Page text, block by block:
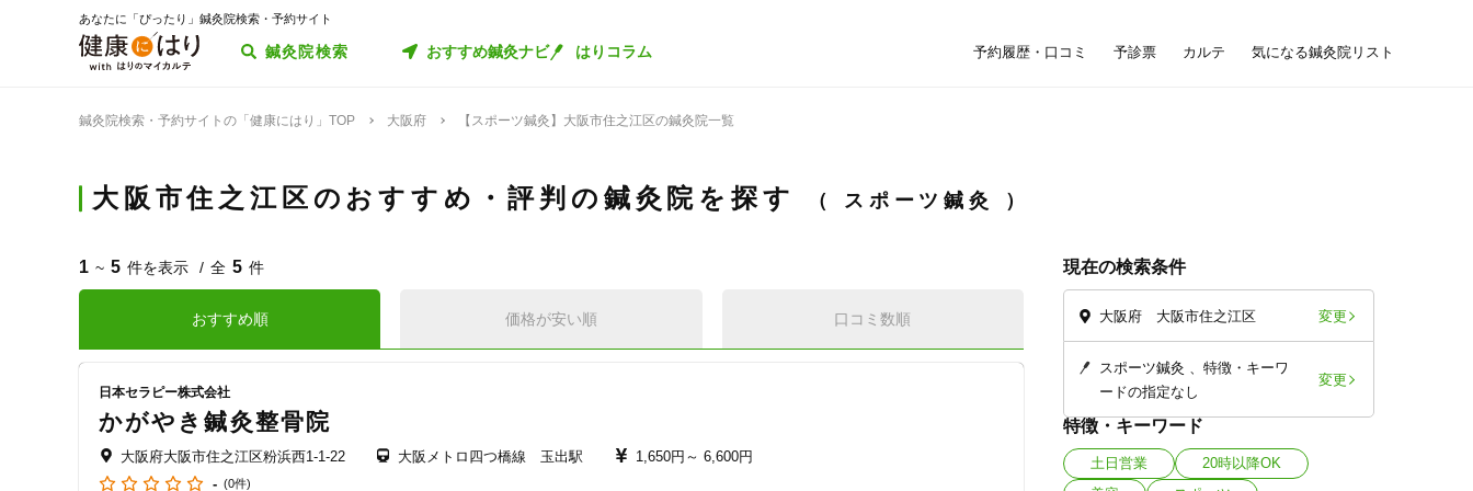
あなたに「ぴったり」鍼灸院検索・予約サイト
鍼灸院検索 おすすめ鍼灸ナビ はりコラム 予約履歴・口コミ 予診票 カルテ 気になる鍼灸院リスト
鍼灸院検索・予約サイトの「健康にはり」TOP 大阪府 【スポーツ鍼灸】大阪市住之江区の鍼灸院一覧
大阪市住之江区のおすすめ・評判の鍼灸院を探す スポーツ鍼灸
現在の検索条件
大阪府 大阪市住之江区 変更
スポーツ鍼灸
特徴・キーワ
ードの指定なし
変更
特徴・キーワード
土日営業
20時以降OK
1 ~ 5 件を表示 全 5 件
おすすめ順 価格が安い順 口コミ数順
日本セラピー株式会社
かがやき鍼灸整骨院
大阪府大阪市住之江区粉浜西1-1-22 大阪メトロ四つ橋線 玉出駅 1,650円～ 6,600円
- (0件)